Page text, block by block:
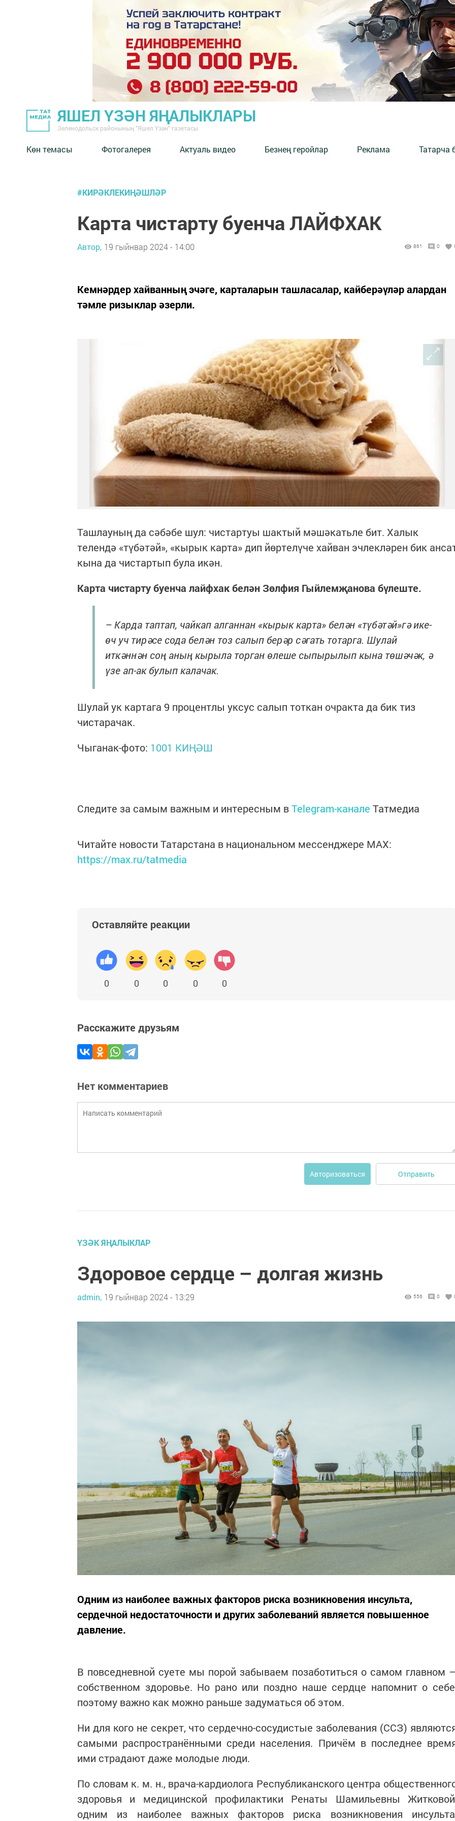
ЯШЕЛ ҮЗӘН ЯҢАЛЫКЛАРЫ
Зеленодольск районының "Яшел Үзән" газетасы
Көн темасы Фотогалерея Актуаль видео Безнең геройлар Реклама Татарча
#КИРӘКЛЕКИҢӘШЛӘР
Карта чистарту буенча ЛАЙФХАК
Автор, 19 гыйнвар 2024 - 14:00 861 0
Кемнәрдер хайванның эчәге, карталарын ташласалар, кайберәүләр алардан
тәмле ризыклар әзерли.
Ташлауның да сәбәбе шул: чистартуы шактый мәшәкатьле бит. Халык
телендә «түбәтәй», «кырык карта» дип йөртелүче хайван эчлекләрен бик
кына да чистартып була икән.
Карта чистарту буенча лайфхак белән Зөлфия Гыйлемҗанова бүлеште.
– Карда таптап, чайкап алганнан «кырык карта» белән «түбәтәй»гә ике-
өч уч тирәсе сода белән тоз салып берәр сәгать тотарга. Шулай
иткәннән соң аның кырыла торган өлеше сыпырылып кына төшәчәк, ә
үзе ап-ак булып калачак.
Шулай ук картага 9 процентлы уксус салып тоткан очракта да бик тиз
чистарачак.
Чыганак-фото: 1001 КИҢӘШ
Следите за самым важным и интересным вTelegram-канале Татмедиа
Читайте новости Татарстана в национальном мессенджере MАХ:
https://max.ru/tatmedia
Оставляйте реакции
0 0 0 0 0
Расскажите друзьям
Нет комментариев
Авторизоваться Отправить
ҮЗӘК ЯҢАЛЫКЛАР
Здоровое сердце – долгая жизнь
admin, 19 гыйнвар 2024 - 13:29 556 0
Одним из наиболее важных факторов риска возникновения инсульта,
сердечной недостаточности и других заболеваний является повышенное
давление.
В повседневной суете мы порой забываем позаботиться о самом главном
собственном здоровье. Но рано или поздно наше сердце напомнит о
поэтому важно как можно раньше задуматься об этом.
Ни для кого не секрет, что сердечно-сосудистые заболевания (ССЗ)
самыми распространёнными среди населения. Причём в последнее
ими страдают даже молодые люди.
По словам к. м. н., врача-кардиолога Республиканского центра
здоровья и медицинской профилактики Ренаты Шамильевны
одним из наиболее важных факторов риска возникновения